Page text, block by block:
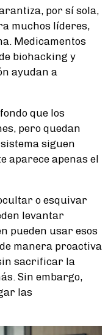
por sí sola,
muchos líderes,
Medicamentos
biohacking y
ayudan a
que los
pero quedan
siguen
aparece apenas el
o esquivar
levantar
pueden usar esos
manera proactiva
sacrificar la
Sin embargo,
las